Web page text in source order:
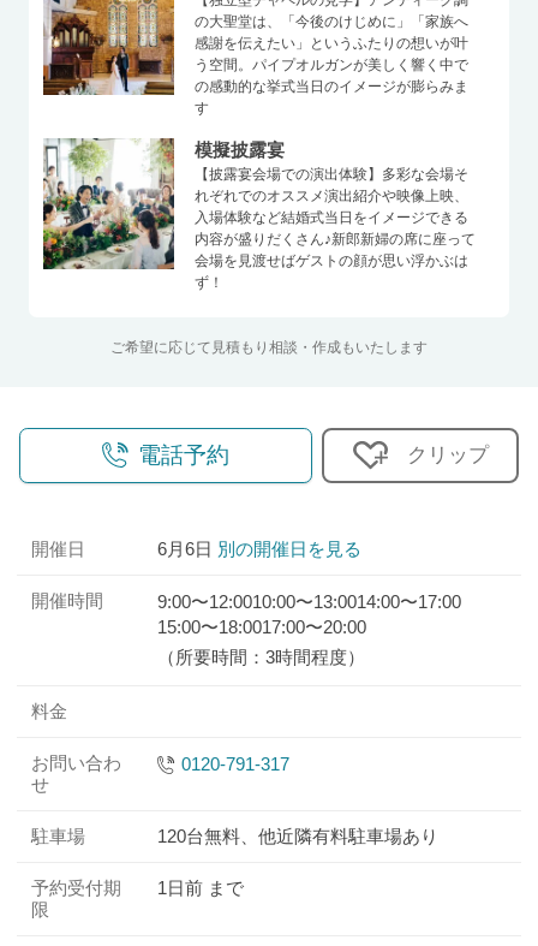
の大聖堂は、「今後のけじめに」「家族へ
感謝を伝えたい」というふたりの想いが叶
う空間。パイプオルガンが美しく響く中で
の感動的な挙式当日のイメージが膨らみま
す
模擬披露宴
【披露宴会場での演出体験】多彩な会場そ
れぞれでのオススメ演出紹介や映像上映、
入場体験など結婚式当日をイメージできる
内容が盛りだくさん♪新郎新婦の席に座って
会場を見渡せばゲストの顔が思い浮かぶは
ず！
ご希望に応じて見積もり相談・作成もいたします
電話予約 クリップ
開催日 6月6日 別の開催日を見る
開催時間 9:00〜12:0010:00〜13:0014:00〜17:00
15:00〜18:0017:00〜20:00
（所要時間：3時間程度）
料金
お問い合わ
せ
0120-791-317
駐車場 120台無料、他近隣有料駐車場あり
予約受付期
限
1日前 まで